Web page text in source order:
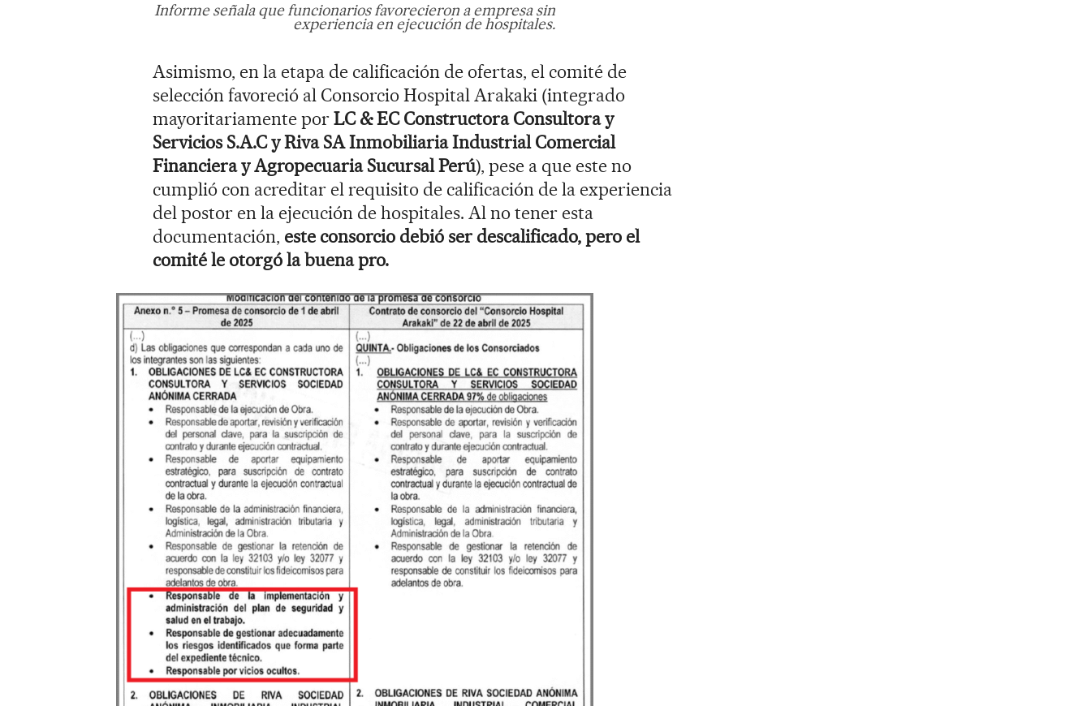
Informe señala que funcionarios favorecieron a empresa sin
experiencia en ejecución de hospitales.
Asimismo, en la etapa de calificación de ofertas, el comité de
selección favoreció al Consorcio Hospital Arakaki (integrado
mayoritariamente porLC & EC Constructora Consultora y
Servicios S.A.C y Riva SA Inmobiliaria Industrial Comercial
Financiera y Agropecuaria Sucursal Perú), pese a que este no
cumplió con acreditar el requisito de calificación de la experiencia
del postor en la ejecución de hospitales. Al no tener esta
documentación, este consorcio debió ser descalificado, pero el
comité le otorgó la buena pro.